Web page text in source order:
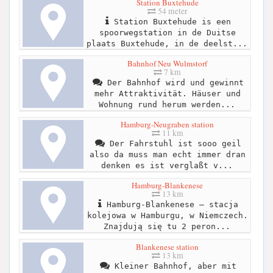
Station Buxtehude
54 meter
Station Buxtehude is een
spoorwegstation in de Duitse
plaats Buxtehude, in de deelst...
Bahnhof Neu Wulmstorf
7 km
Der Bahnhof wird und gewinnt
mehr Attraktivität. Häuser und
Wohnung rund herum werden...
Hamburg-Neugraben station
11 km
Der Fahrstuhl ist sooo geil
also da muss man echt immer dran
denken es ist verglaßt v...
Hamburg-Blankenese
13 km
Hamburg-Blankenese – stacja
kolejowa w Hamburgu, w Niemczech.
Znajdują się tu 2 peron...
Blankenese station
13 km
Kleiner Bahnhof, aber mit